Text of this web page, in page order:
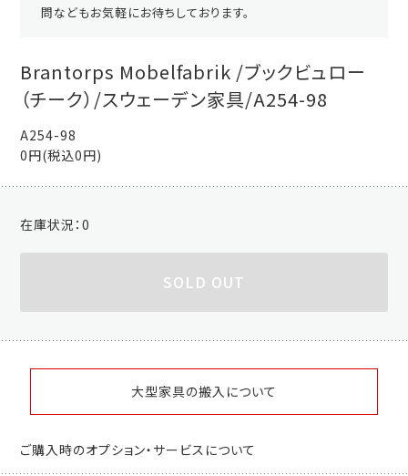
問などもお気軽にお待ちしております。
Brantorps Mobelfabrik /ブックビュロー
（チーク）/スウェーデン家具/A254-98
A254-98
0円(税込0円)
在庫状況：0
SOLD OUT
大型家具の搬入について
ご購入時のオプション・サービスについて